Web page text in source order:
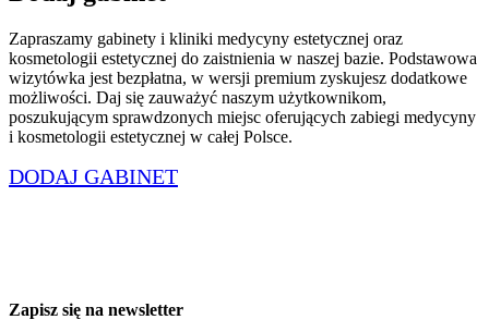
Zapraszamy gabinety i kliniki medycyny estetycznej oraz
kosmetologii estetycznej do zaistnienia w naszej bazie. Podstawowa
wizytówka jest bezpłatna, w wersji premium zyskujesz dodatkowe
możliwości. Daj się zauważyć naszym użytkownikom,
poszukującym sprawdzonych miejsc oferujących zabiegi medycyny
i kosmetologii estetycznej w całej Polsce.
DODAJ GABINET
Zapisz się na newsletter